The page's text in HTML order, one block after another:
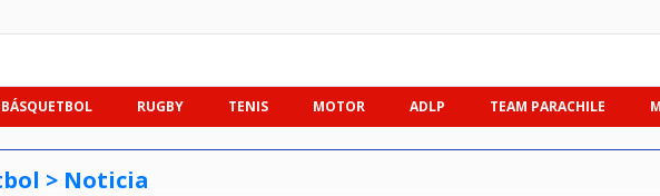
BÁSQUETBOL RUGBY TENIS MOTOR ADLP TEAM PARACHILE
> Noticia